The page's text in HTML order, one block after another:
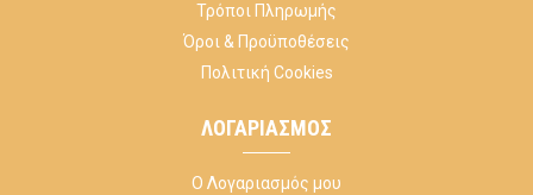
Τρόποι Πληρωμής
Όροι & Προϋποθέσεις
Πολιτική Cookies
ΛΟΓΑΡΙΑΣΜΌΣ
Ο Λογαριασμός μου